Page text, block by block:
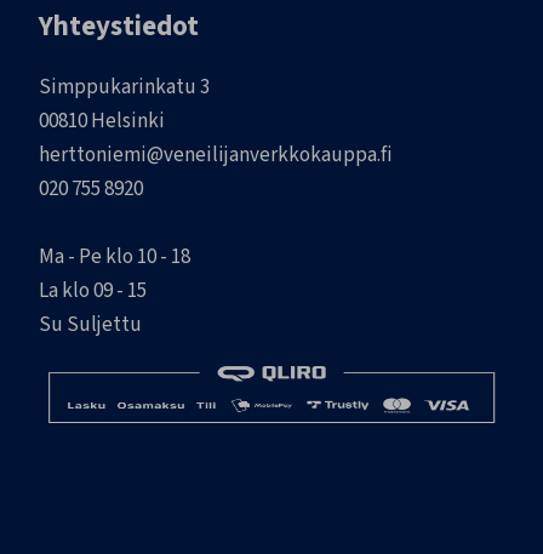
Yhteystiedot
Simppukarinkatu 3
00810 Helsinki
herttoniemi@veneilijanverkkokauppa.fi
020 755 8920
Ma - Pe klo 10 - 18
La klo 09 - 15
Su Suljettu